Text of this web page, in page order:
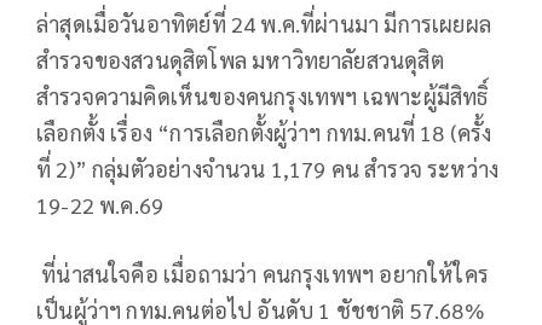
ล่าสุดเมื่อวันอาทิตย์ที่ 24 พ.ค.ที่ผ่านมา มีการเผยผล
สำรวจของสวนดุสิตโพล มหาวิทยาลัยสวนดุสิต
สำรวจความคิดเห็นของคนกรุงเทพฯ เฉพาะผู้มีสิทธิ์
เลือกตั้ง เรื่อง “การเลือกตั้งผู้ว่าฯ กทม.คนที่ 18 (ครั้ง
ที่ 2)” กลุ่มตัวอย่างจำนวน 1,179 คน สำรวจ ระหว่าง
19-22 พ.ค.69
ที่น่าสนใจคือ เมื่อถามว่า คนกรุงเทพฯ อยากให้ใคร
เป็นผู้ว่าฯ กทม.คนต่อไป อันดับ 1 ชัชชาติ 57.68%